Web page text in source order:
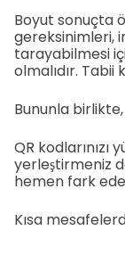
Boyut sonuçta
gereksinimleri,
tarayabilmesi
olmalıdır. Tabii
Bununla
QR
yerleştirmeniz
hemen fark
Kısa